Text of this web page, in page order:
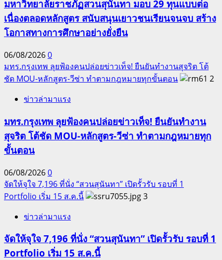
มหาวิทยาลัยราชภัฏสวนสุนันทา มอบ 29 ทุนแบบต่อ
เนื่องตลอดหลักสูตร สนับสนุนเยาวชนเรียนจนจบ สร้าง
โอกาสทางการศึกษาอย่างยั่งยืน
06/08/20260
มทร.กรุงเทพ ลุยฟ้องคนปล่อยข่าวเท็จ! ยืนยันทำงานสุจริต โต้
ชัด MOU-หลักสูตร-วีซ่า ทำตามกฎหมายทุกขั้นตอน
2
ข่าวล่ามาแรง
มทร.กรุงเทพ ลุยฟ้องคนปล่อยข่าวเท็จ! ยืนยันทำงาน
สุจริต โต้ชัด MOU-หลักสูตร-วีซ่า ทำตามกฎหมายทุก
ขั้นตอน
06/08/20260
จัดให้จุใจ 7,196 ที่นั่ง “สวนสุนันทา” เปิดรั้วรับ รอบที่ 1
Portfolio เริ่ม 15 ส.ค.นี้
3
ข่าวล่ามาแรง
จัดให้จุใจ 7,196 ที่นั่ง “สวนสุนันทา” เปิดรั้วรับ รอบที่ 1
Portfolio เริ่ม 15 ส.ค.นี้